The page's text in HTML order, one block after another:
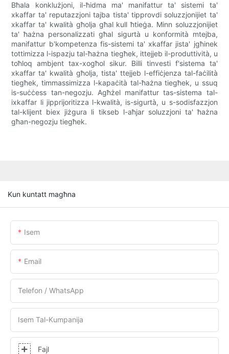
Bħala konklużjoni, il-ħidma ma' manifattur ta' sistemi ta'
xkaffar ta' reputazzjoni tajba tista' tipprovdi soluzzjonijiet ta'
xkaffar ta' kwalità għolja għal kull ħtieġa. Minn soluzzjonijiet
ta' ħażna personalizzati għal sigurtà u konformità mtejba,
manifattur b'kompetenza fis-sistemi ta' xkaffar jista' jgħinek
tottimizza l-ispazju tal-ħażna tiegħek, ittejjeb il-produttività, u
toħloq ambjent tax-xogħol sikur. Billi tinvesti f'sistema ta'
xkaffar ta' kwalità għolja, tista' ttejjeb l-effiċjenza tal-faċilità
tiegħek, timmassimizza l-kapaċità tal-ħażna tiegħek, u ssuq
is-suċċess tan-negozju. Agħżel manifattur tas-sistema tal-
ixkaffar li jipprijoritizza l-kwalità, is-sigurtà, u s-sodisfazzjon
tal-klijent biex jiżgura li tikseb l-aħjar soluzzjoni ta' ħażna
għan-negozju tiegħek.
Kun kuntatt magħna
Isem
Email
Telefon / WhatsApp
Isem Tal-Kumpanija
Fajl